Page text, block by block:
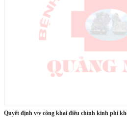
quyết định v/v công khai điều chỉnh kinh phí không tự chủ - kinh phí sửa chữa cơ